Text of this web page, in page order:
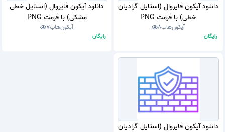
دانلود آیکون فایروال (استایل گرادیان
خطی) با فرمت PNG
آیکون‌هاب8
رایگان
دانلود آیکون فایروال (استایل خطی
مشکی) با فرمت PNG
آیکون‌هاب7
رایگان
دانلود آیکون فایروال (استایل گرادیان